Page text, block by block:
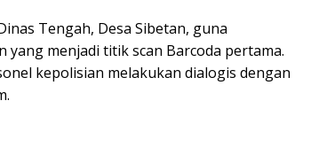
Tengah, Desa Sibetan, guna
yang menjadi titik scan Barcoda pertama.
kepolisian melakukan dialogis dengan